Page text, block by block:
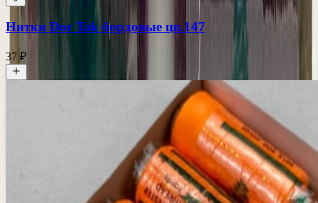
Нитки Dor Tak бордовые цв.147
37 ₽